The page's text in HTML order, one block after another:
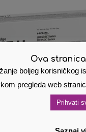
067 HC Cyan
Ova
boljeg korisničkog
pregleda web
Prihvati